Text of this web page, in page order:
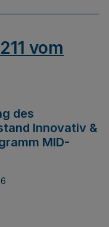
vom
des
Innovativ &
MID-